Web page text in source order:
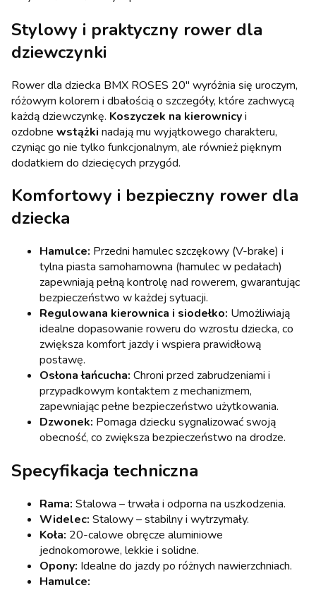
Stylowy i praktyczny rower dla
dziewczynki
Rower dla dziecka BMX ROSES 20" wyróżnia się uroczym,
różowym kolorem i dbałością o szczegóły, które zachwycą
każdą dziewczynkę. Koszyczek na kierownicyi
ozdobne wstążki nadają mu wyjątkowego charakteru,
czyniąc go nie tylko funkcjonalnym, ale również pięknym
dodatkiem do dziecięcych przygód.
Komfortowy i bezpieczny rower dla
dziecka
Hamulce: Przedni hamulec szczękowy (V-brake) i
tylna piasta samohamowna (hamulec w pedałach)
zapewniają pełną kontrolę nad rowerem, gwarantując
bezpieczeństwo w każdej sytuacji.
Regulowana kierownica i siodełko: Umożliwiają
idealne dopasowanie roweru do wzrostu dziecka, co
zwiększa komfort jazdy i wspiera prawidłową
postawę.
Osłona łańcucha: Chroni przed zabrudzeniami i
przypadkowym kontaktem z mechanizmem,
zapewniając pełne bezpieczeństwo użytkowania.
Dzwonek: Pomaga dziecku sygnalizować swoją
obecność, co zwiększa bezpieczeństwo na drodze.
Specyfikacja techniczna
Rama: Stalowa – trwała i odporna na uszkodzenia.
Widelec: Stalowy – stabilny i wytrzymały.
Koła: 20-calowe obręcze aluminiowe
jednokomorowe, lekkie i solidne.
Opony: Idealne do jazdy po różnych nawierzchniach.
Hamulce: